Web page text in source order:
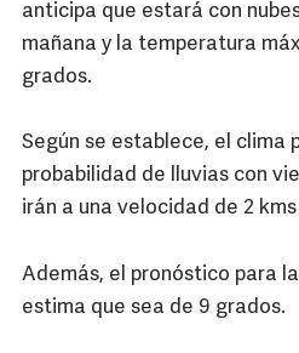
anticipa que estará con
mañana y la temperatura
grados.
Según se establece, el clima
probabilidad de lluvias con
irán a una velocidad de 2
Además, el pronóstico para
estima que sea de 9 grados.